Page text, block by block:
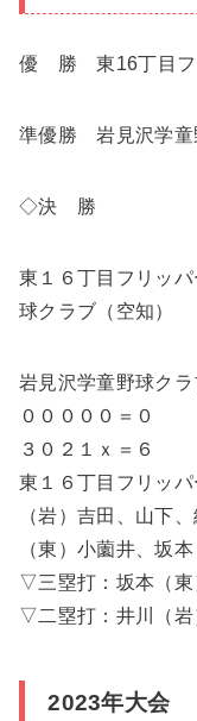
優 勝 東16丁目フ
準優勝 岩見沢学童
◇決 勝
東１６丁目フリッ
球クラブ（空知）
岩見沢学童野球クラ
０００００＝０
３０２１ｘ＝６
東１６丁目フリッパ
（岩）吉田、山下、
（東）小薗井、坂
▽三塁打：坂本（東
▽二塁打：井川（岩
2023年大会